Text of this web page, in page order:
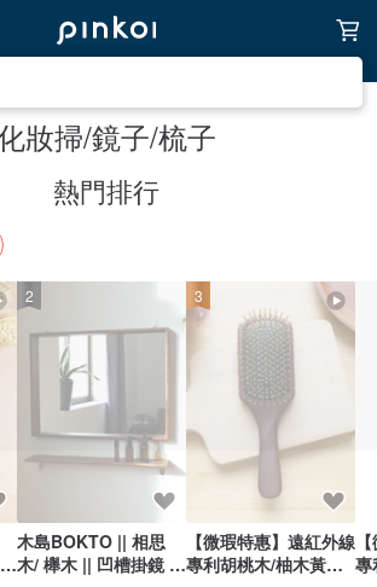
妝掃/鏡子/梳子
熱門排行
木島BOKTO || 相思
木/ 櫸木 || 凹槽掛鏡 鏡
2
【微瑕特惠】遠紅外線
專利胡桃木/柚木黃金
3
專